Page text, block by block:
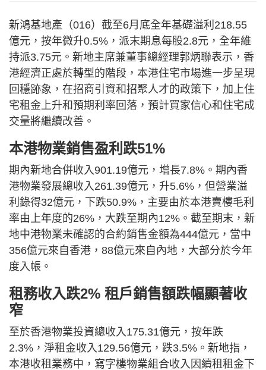
新鴻基地產（016）截至6月底全年基礎溢利218.55
億元，按年微升0.5%，派末期息每股2.8元，全年維
持派3.75元。新地主席兼董事總經理郭炳聯表示，香
港經濟正處於轉型的階段，本港住宅市場進一步呈現
回穩跡象，在招商引資和招聚人才的政策下，加上住
宅租金上升和預期利率回落，預計買家信心和住宅成
交量將繼續改善。
本港物業銷售盈利跌51%
期內新地合併收入901.19億元，增長7.8%。期內香
港物業發展總收入261.39億元，升5.6%，但營業溢
利錄得32億元，下跌50.9%，主要由於本港賣樓毛利
率由上年度的26%，大跌至期內12%。截至期末，新
地中港物業未確認的合約銷售金額為444億元，當中
356億元來自香港，88億元來自內地，大部分於今年
度入帳。
租務收入跌2% 租戶銷售額跌幅顯著收
窄
至於香港物業投資總收入175.31億元，按年跌
2.3%，淨租金收入129.56億元，跌3.5%。新地指，
本港收租業務中，寫字樓物業組合收入因續租租金下